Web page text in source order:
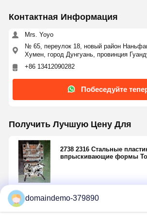
Контактная Информация
Mrs. Yoyo
№ 65, переулок 18, новый район
Хумен, город Дунгуань, провинция
+86 13412090282
Побеседуйте
Получить Лучшую Цену Для
2738 2316 Стальные
впрыскивающие формы
Продолжать
domaindemo-379890